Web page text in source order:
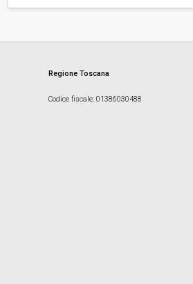
Regione Toscana
Codice fiscale: 01386030488